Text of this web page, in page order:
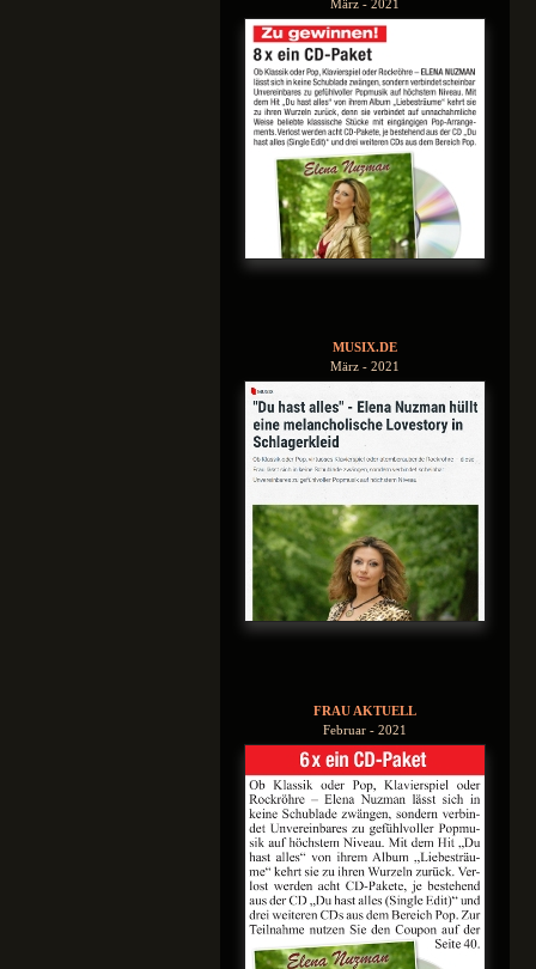
März - 2021
MUSIX.DE
März - 2021
FRAU AKTUELL
Februar - 2021